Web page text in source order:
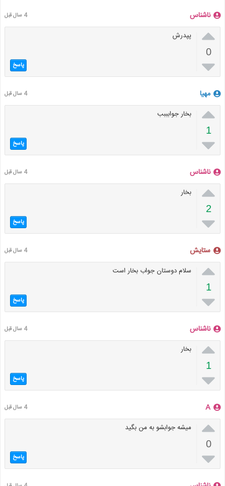
ناشناس 4 سال قبل

0

پپدرش
پاسخ
مهیا 4 سال قبل

1

بخار جوابببب
پاسخ
ناشناس 4 سال قبل

2

بخار
پاسخ
ستایش 4 سال قبل

1

سلام دوستان جواب بخار است
پاسخ
ناشناس 4 سال قبل

1

بخار
پاسخ
A 4 سال قبل

0

میشه جوابشو به من بگید
پاسخ